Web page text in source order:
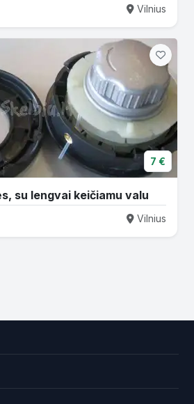
Vilnius
7 €
su lengvai keičiamu valu
Vilnius